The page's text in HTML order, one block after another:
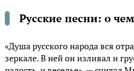
Русские песни: о
«Душа русского народа вся
зеркале. В ней он изливал и